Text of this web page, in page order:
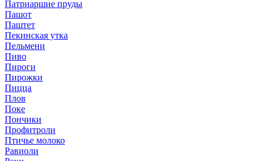
Патриаршие пруды
Пашот
Паштет
Пекинская утка
Пельмени
Пиво
Пироги
Пирожки
Пицца
Плов
Поке
Пончики
Профитроли
Птичье молоко
Равиоли